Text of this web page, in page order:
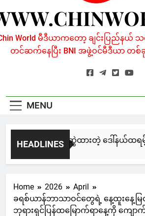
World မီဒီယာကတော့ ချင်းပြည်နယ်
တင်ဆက်နေပြီး BNI အဖွဲ့ဝင်မီဒီယာ တစ်
MENU
HEADLINES
မြင်းချေးနဲ့ ရေးဆွဲထားတဲ့ ဒေါ်နယ်ထရ
2 Days Ago
Home 2026
April
ခရစ်ယာန်ဘာသာဝင်တွေရဲ့ နေ့ထူးနေ့
ဘုရားရှင်ပြန်ထမြောက်ရာနေ့ကို ကျေ